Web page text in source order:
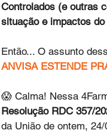
Controlados (e outras
situação e impactos
Então... O assunto
ANVISA ESTENDE
😱 Calma! Nessa
Resolução RDC 357/
da União de ontem,